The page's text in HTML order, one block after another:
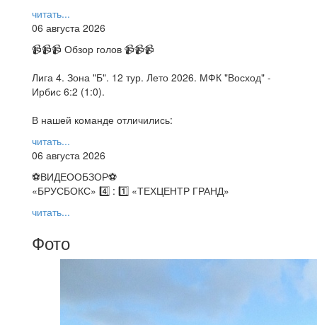
читать...
06 августа 2026
📹📹📹 Обзор голов 📹📹📹
Лига 4. Зона "Б". 12 тур. Лето 2026. МФК "Восход" -
Ирбис 6:2 (1:0).
В нашей команде отличились:
читать...
06 августа 2026
⚽️ВИДЕООБЗОР⚽️
«БРУСБОКС» 4️⃣ : 1️⃣ «ТЕХЦЕНТР ГРАНД»
читать...
Фото